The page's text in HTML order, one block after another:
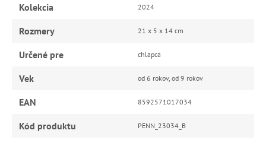
Kolekcia 2024
Rozmery 21 x 5 x 14 cm
Určené pre chlapca
Vek od 6 rokov, od 9 rokov
EAN 8592571017034
Kód produktu PENN_23034_B